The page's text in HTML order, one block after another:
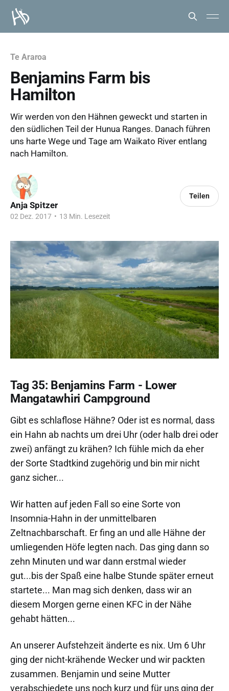
Te Araroa
Benjamins Farm bis
Hamilton
Wir werden von den Hähnen geweckt und starten in
den südlichen Teil der Hunua Ranges. Danach führen
uns harte Wege und Tage am Waikato River entlang
nach Hamilton.
Anja Spitzer
02 Dez. 2017 • 13 Min. Lesezeit
Teilen
Tag 35: Benjamins Farm - Lower
Mangatawhiri Campground
Gibt es schlaflose Hähne? Oder ist es normal, dass
ein Hahn ab nachts um drei Uhr (oder halb drei oder
zwei) anfängt zu krähen? Ich fühle mich da eher
der Sorte Stadtkind zugehörig und bin mir nicht
ganz sicher...
Wir hatten auf jeden Fall so eine Sorte von
Insomnia-Hahn in der unmittelbaren
Zeltnachbarschaft. Er fing an und alle Hähne der
umliegenden Höfe legten nach. Das ging dann so
zehn Minuten und war dann erstmal wieder
gut...bis der Spaß eine halbe Stunde später erneut
startete... Man mag sich denken, dass wir an
diesem Morgen gerne einen KFC in der Nähe
gehabt hätten...
An unserer Aufstehzeit änderte es nix. Um 6 Uhr
ging der nicht-krähende Wecker und wir packten
zusammen. Benjamin und seine Mutter
verabschiedete uns noch kurz und für uns ging der